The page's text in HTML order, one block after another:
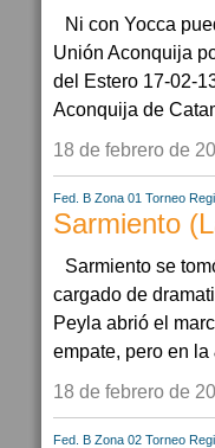
Ni con Yocca
Unión Aconquija
del Estero 17-02-
Aconquija de
18 de febrero de
Fed. B Zona 01 Torneo
Sarmiento
Sarmiento se
cargado de
Peyla abrió el
empate, pero en la
18 de febrero de
Fed. B Zona 02 Torneo